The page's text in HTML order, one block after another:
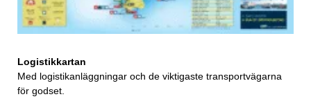
Logistikkartan
Med logistikanläggningar och de viktigaste transportvägarna
för godset.